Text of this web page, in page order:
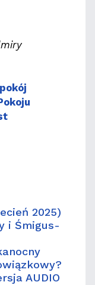
2025)
i Śmigus-
AUDIO